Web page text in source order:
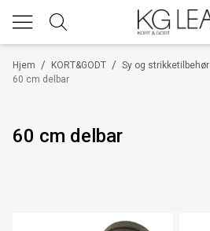
/
Hjem /
KORT&GODT Sy og strikketilbehør
60 cm delbar
60 cm delbar